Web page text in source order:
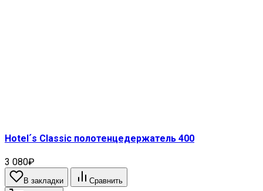
Hotel´s Classic полотенцедержатель 400
3 080₽
В закладки Сравнить